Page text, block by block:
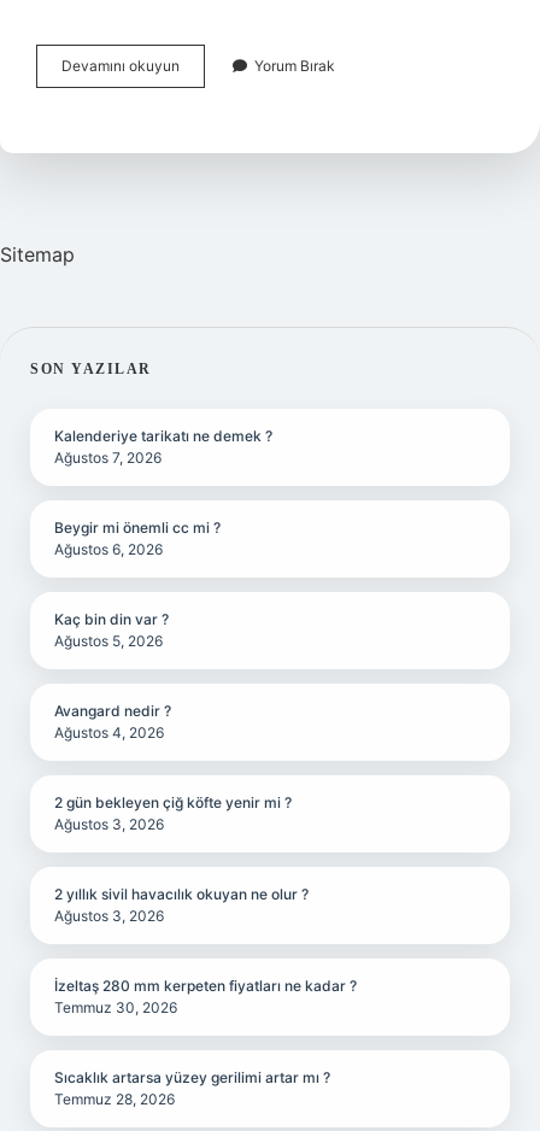
Devamını okuyun
Ismi
Mu
Yorum Bırak
Sitemap
SIDEBAR
SON YAZILAR
Kalenderiye tarikatı ne demek ?
Ağustos 7, 2026
Beygir mi önemli cc mi ?
Ağustos 6, 2026
Kaç bin din var ?
Ağustos 5, 2026
Avangard nedir ?
Ağustos 4, 2026
2 gün bekleyen çiğ köfte yenir mi ?
Ağustos 3, 2026
2 yıllık sivil havacılık okuyan ne olur ?
Ağustos 3, 2026
İzeltaş 280 mm kerpeten fiyatları ne kadar ?
Temmuz 30, 2026
Sıcaklık artarsa yüzey gerilimi artar mı ?
Temmuz 28, 2026